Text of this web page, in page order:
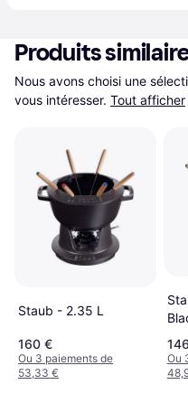
Produits
Nous avons choisi une
vous intéresser. Tout afficher
Staub - 2.35 L
160 €
Ou 3 paiements de
53,33 €
Ou